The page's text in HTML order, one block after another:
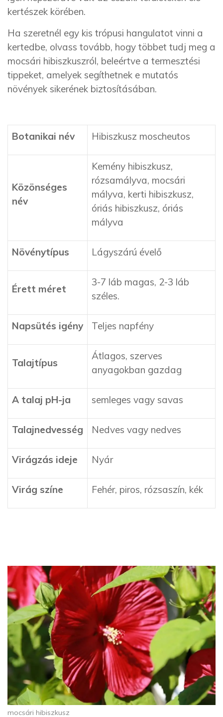
kertészek körében.
Ha szeretnél egy kis trópusi hangulatot vinni a
kertedbe, olvass tovább, hogy többet tudj meg a
mocsári hibiszkuszról, beleértve a termesztési
tippeket, amelyek segíthetnek e mutatós
növények sikerének biztosításában.
Botanikai név Hibiszkusz moscheutos
Közönséges
név
Kemény hibiszkusz,
rózsamályva, mocsári
mályva, kerti hibiszkusz,
óriás hibiszkusz, óriás
mályva
Növénytípus Lágyszárú évelő
Érett méret
3-7 láb magas, 2-3 láb
széles.
Napsütés igény Teljes napfény
Talajtípus
Átlagos, szerves
anyagokban gazdag
A talaj pH-ja semleges vagy savas
Talajnedvesség Nedves vagy nedves
Virágzás ideje Nyár
Virág színe Fehér, piros, rózsaszín, kék
mocsári hibiszkusz